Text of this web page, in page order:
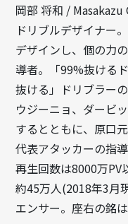
岡部 将和 / Masakazu
ドリブルデザイナー
デザインし、個の力
導者。「99%抜ける
抜ける」ドリブラー
ウジーニョ、ダービ
するとともに、原口
代表アタッカーの指
再生回数は8000万
約45万人(2018年3月
エンサー。座右の銘